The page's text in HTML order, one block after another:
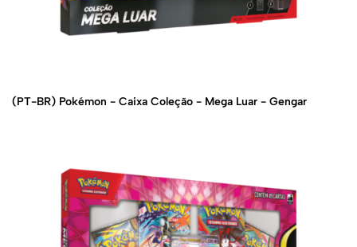
(PT-BR) Pokémon - Caixa Coleção - Mega Luar - Gengar